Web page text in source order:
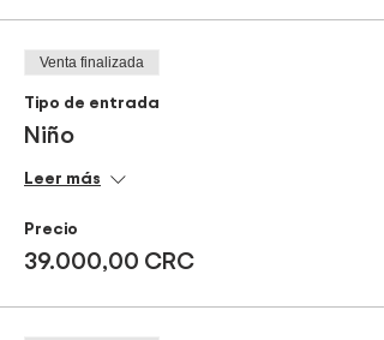
Venta finalizada
Tipo de entrada
Niño
Leer más
Precio
39.000,00 CRC